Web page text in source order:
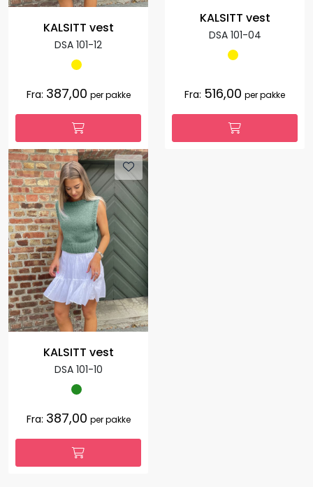
KALSITT vest
DSA 101-12
Fra: 387,00 per pakke
KALSITT vest
DSA 101-04
Fra: 516,00 per pakke
KALSITT vest
DSA 101-10
Fra: 387,00 per pakke